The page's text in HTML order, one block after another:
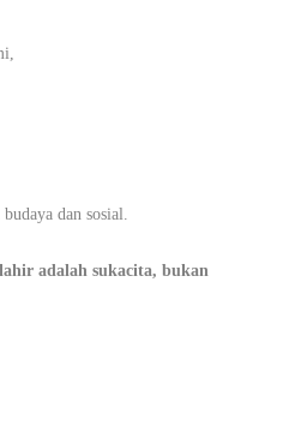
dan sosial.
adalah sukacita, bukan